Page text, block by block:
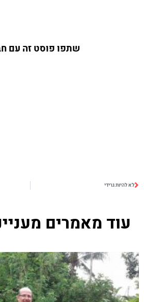
שתפו פוסט זה עם
לא להיות גרידי
עוד מאמרים